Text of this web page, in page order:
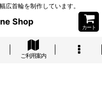
広首輪を制作しています。
Shop
カート
ご利用案内